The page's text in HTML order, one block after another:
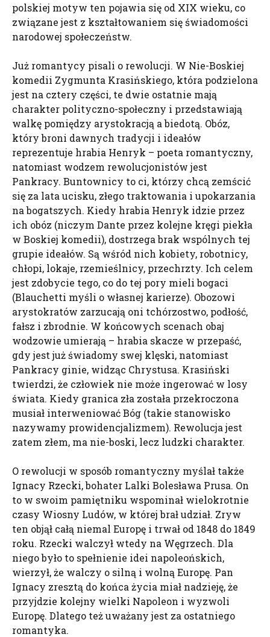
polskiej motyw ten pojawia się od XIX wieku, co
związane jest z kształtowaniem się świadomości
narodowej społeczeństw.
Już romantycy pisali o rewolucji. W Nie-Boskiej
komedii Zygmunta Krasińskiego, która podzielona
jest na cztery części, te dwie ostatnie mają
charakter polityczno-społeczny i przedstawiają
walkę pomiędzy arystokracją a biedotą. Obóz,
który broni dawnych tradycji i ideałów
reprezentuje hrabia Henryk – poeta romantyczny,
natomiast wodzem rewolucjonistów jest
Pankracy. Buntownicy to ci, którzy chcą zemścić
się za lata ucisku, złego traktowania i upokarzania
na bogatszych. Kiedy hrabia Henryk idzie przez
ich obóz (niczym Dante przez kolejne kręgi piekła
w Boskiej komedii), dostrzega brak wspólnych tej
grupie ideałów. Są wśród nich kobiety, robotnicy,
chłopi, lokaje, rzemieślnicy, przechrzty. Ich celem
jest zdobycie tego, co do tej pory mieli bogaci
(Blauchetti myśli o własnej karierze). Obozowi
arystokratów zarzucają oni tchórzostwo, podłość,
fałsz i zbrodnie. W końcowych scenach obaj
wodzowie umierają – hrabia skacze w przepaść,
gdy jest już świadomy swej klęski, natomiast
Pankracy ginie, widząc Chrystusa. Krasiński
twierdzi, że człowiek nie może ingerować w losy
świata. Kiedy granica zła została przekroczona
musiał interweniować Bóg (takie stanowisko
nazywamy prowidencjalizmem). Rewolucja jest
zatem złem, ma nie-boski, lecz ludzki charakter.
O rewolucji w sposób romantyczny myślał także
Ignacy Rzecki, bohater Lalki Bolesława Prusa. On
to w swoim pamiętniku wspominał wielokrotnie
czasy Wiosny Ludów, w której brał udział. Zryw
ten objął całą niemal Europę i trwał od 1848 do 1849
roku. Rzecki walczył wtedy na Węgrzech. Dla
niego było to spełnienie idei napoleońskich,
wierzył, że walczy o silną i wolną Europę. Pan
Ignacy zresztą do końca życia miał nadzieję, że
przyjdzie kolejny wielki Napoleon i wyzwoli
Europę. Dlatego też uważany jest za ostatniego
romantyka.